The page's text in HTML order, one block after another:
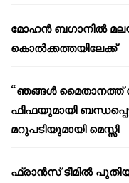
മോഹൻ ബഗാനിൽ
കൊൽക്കത്തയിലേക്ക്
“ഞങ്ങൾ മൈതാനത്ത്
ഫിഫയുമായി
മറുപടിയുമായി മെസ്സി
ഫ്രാൻസ് ടീമിൽ